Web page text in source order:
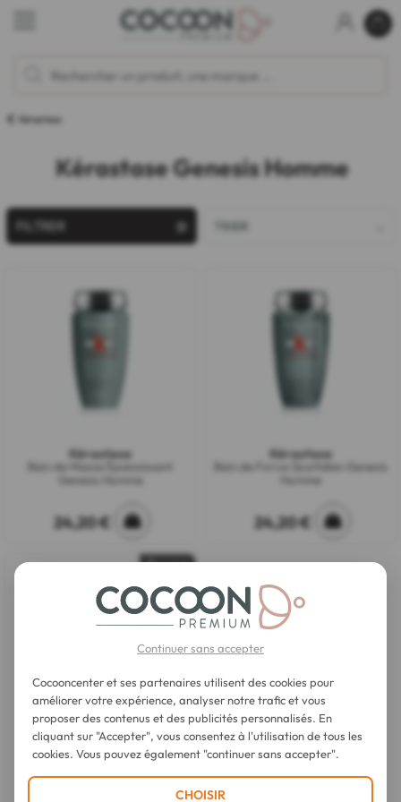
Kérastase
Kérastase Genesis Homme
FILTRER
Kérastase
Bain de Masse Épaississant
Genesis Homme
24,20 €
Kérastase
Bain de Force Quotidien Genesis
Homme
24,20 €
Épuisé
Kérastase
Sérum Anti-chute Fortifiant
Genesis Homme
Continuer sans accepter
Cocooncenter et ses partenaires utilisent des cookies pour
améliorer votre expérience, analyser notre trafic et vous
proposer des contenus et des publicités personnalisés. En
cliquant sur "Accepter", vous consentez à l'utilisation de tous les
cookies. Vous pouvez également "continuer sans accepter".
CHOISIR